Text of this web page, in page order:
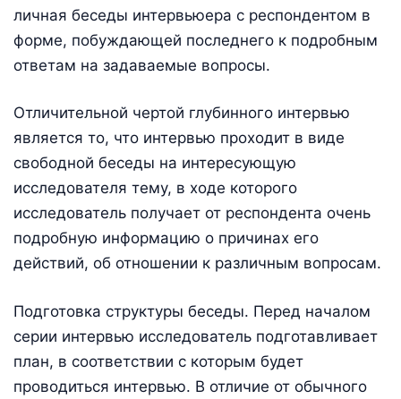
личная беседы интервьюера с респондентом в
форме, побуждающей последнего к подробным
ответам на задаваемые вопросы.
Отличительной чертой глубинного интервью
является то, что интервью проходит в виде
свободной беседы на интересующую
исследователя тему, в ходе которого
исследователь получает от респондента очень
подробную информацию о причинах его
действий, об отношении к различным вопросам.
Подготовка структуры беседы. Перед началом
серии интервью исследователь подготавливает
план, в соответствии с которым будет
проводиться интервью. В отличие от обычного